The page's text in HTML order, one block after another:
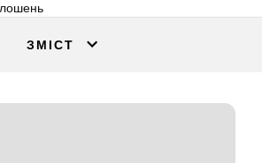
ЗМІСТ